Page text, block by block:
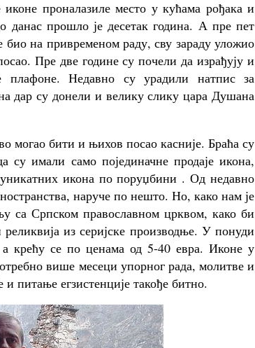
проналазиле место у кућама рођака и
данас прошло је десетак година. А пре пет
био на привременом раду, сву зараду уложио
Пре две године су почели да израђују и
плафоне. Недавно су урадили натпис за
дар су донели и велику слику цара Душана
могао бити и њихов посао касније. Браћа су
су имали само појединачне продаје икона,
икона по поруџбини . Од недавно
наруче по нешто. Но, како нам је
са Српском православном црквом, како би
из серијске производње. У понуди
а крећу се по ценама од 5-40 евра. Иконе у
више месеци упорног рада, молитве и
питање егзистенције такође битно.